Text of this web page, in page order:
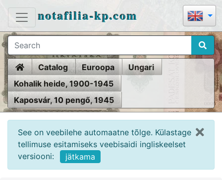
notafilia-kp.com
HomeCatalog Euroopa
Ungari
Kohalik heide, 1900-1945
Kaposvár, 10 pengő, 1945
See on veebilehe automaatne tõlge. Külastage
tellimuse esitamiseks veebisaidi ingliskeelset
versiooni:
jätkama